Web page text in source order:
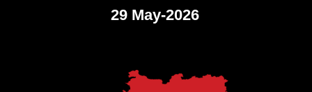
29 May-2026